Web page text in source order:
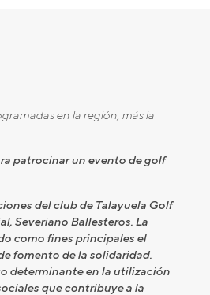
en la región, más la
patrocinar un evento de golf
del club de Talayuela Golf
Severiano Ballesteros. La
como fines principales el
fomento de la solidaridad.
determinante en la utilización
que contribuye a la